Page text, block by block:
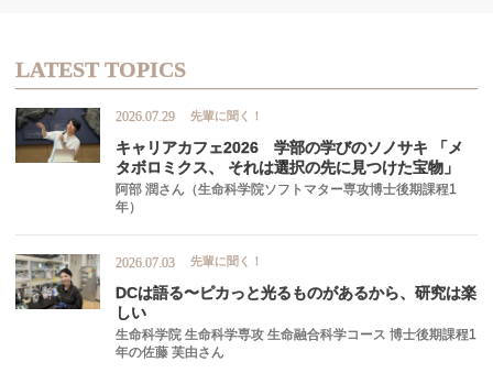
LATEST TOPICS
2026.07.29 先輩に聞く！
キャリアカフェ2026 学部の学びのソノサキ
「メ
タボロミクス、
それは選択の先に見つけた宝物」
阿部 潤さん（生命科学院ソフトマター専攻博士後期課程1
年）
2026.07.03 先輩に聞く！
DCは語る〜ピカっと光るものがあるから、 研究は楽
しい
生命科学院 生命科学専攻 生命融合科学コース 博士後期課程1
年の佐藤 芙由さん